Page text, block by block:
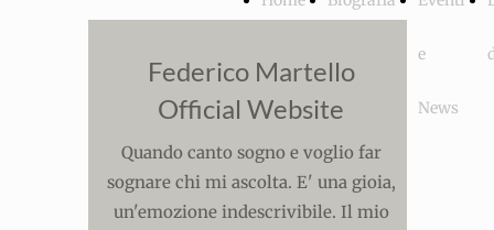
Progetti
e
News
Federico Martello
Official Website
Quando canto sogno e voglio far
sognare chi mi ascolta. E' una gioia,
un'emozione indescrivibile. Il mio